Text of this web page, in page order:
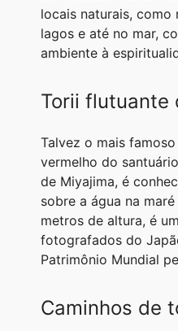
locais naturais, como
lagos e até no mar,
ambiente à
Torii flutuante
Talvez o mais
vermelho do
de Miyajima, é
sobre a água na
metros de altura, é
fotografados do
Patrimônio Mundial
Caminhos de